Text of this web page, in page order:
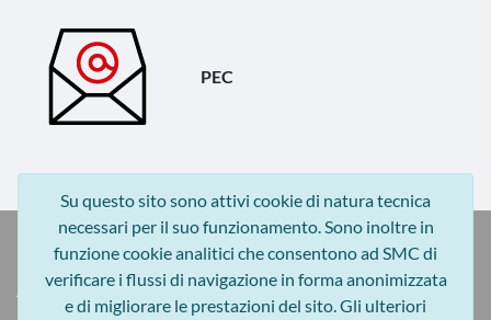
PEC
ACQUISTI PER LE PA
Su questo sito sono attivi cookie di natura tecnica
necessari per il suo funzionamento. Sono inoltre in
funzione cookie analitici che consentono ad SMC di
verificare i flussi di navigazione in forma anonimizzata
e di migliorare le prestazioni del sito. Gli ulteriori